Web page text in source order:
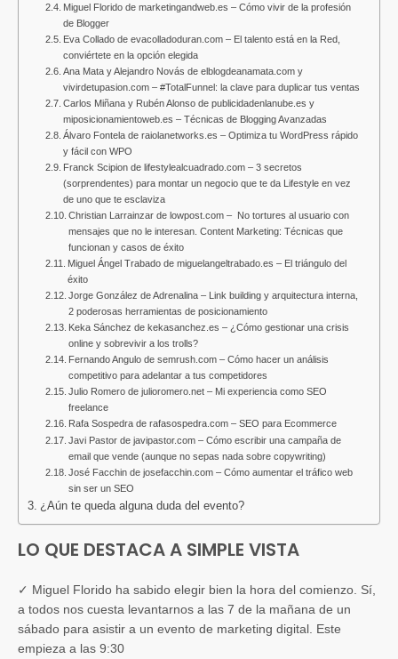
Miguel Florido de marketingandweb.es – Cómo vivir de la profesión
de Blogger
Eva Collado de evacolladoduran.com – El talento está en la Red,
conviértete en la opción elegida
Ana Mata y Alejandro Novás de elblogdeanamata.com y
vivirdetupasion.com – #TotalFunnel: la clave para duplicar tus ventas
Carlos Miñana y Rubén Alonso de publicidadenlanube.es y
miposicionamientoweb.es – Técnicas de Blogging Avanzadas
Álvaro Fontela de raiolanetworks.es – Optimiza tu WordPress rápido
y fácil con WPO
Franck Scipion de lifestylealcuadrado.com – 3 secretos
(sorprendentes) para montar un negocio que te da Lifestyle en vez
de uno que te esclaviza
Christian Larrainzar de lowpost.com – No tortures al usuario con
mensajes que no le interesan. Content Marketing: Técnicas que
funcionan y casos de éxito
Miguel Ángel Trabado de miguelangeltrabado.es – El triángulo del
éxito
Jorge González de Adrenalina – Link building y arquitectura interna,
2 poderosas herramientas de posicionamiento
Keka Sánchez de kekasanchez.es – ¿Cómo gestionar una crisis
online y sobrevivir a los trolls?
Fernando Angulo de semrush.com – Cómo hacer un análisis
competitivo para adelantar a tus competidores
Julio Romero de julioromero.net – Mi experiencia como SEO
freelance
Rafa Sospedra de rafasospedra.com – SEO para Ecommerce
Javi Pastor de javipastor.com – Cómo escribir una campaña de
email que vende (aunque no sepas nada sobre copywriting)
José Facchin de josefacchin.com – Cómo aumentar el tráfico web
sin ser un SEO
¿Aún te queda alguna duda del evento?
LO QUE DESTACA A SIMPLE VISTA
✓ Miguel Florido ha sabido elegir bien la hora del comienzo. Sí,
a todos nos cuesta levantarnos a las 7 de la mañana de un
sábado para asistir a un evento de marketing digital. Este
empieza a las 9:30